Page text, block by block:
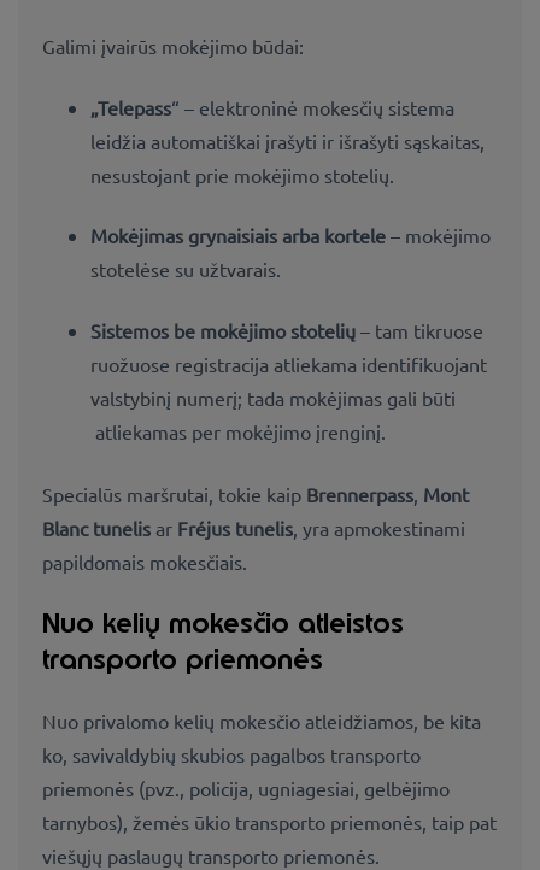
Galimi įvairūs mokėjimo būdai:
„Telepass“ – elektroninė mokesčių sistema
leidžia automatiškai įrašyti ir išrašyti sąskaitas,
nesustojant prie mokėjimo stotelių.
Mokėjimas grynaisiais arba kortele – mokėjimo
stotelėse su užtvarais.
Sistemos be mokėjimo stotelių – tam tikruose
ruožuose registracija atliekama identifikuojant
valstybinį numerį; tada mokėjimas gali būti
atliekamas per mokėjimo įrenginį.
Specialūs maršrutai, tokie kaip Brennerpass Mont
Blanc tunelis ar Fréjus tunelis , yra apmokestinami
papildomais mokesčiais.
Nuo kelių mokesčio atleistos
transporto priemonės
Nuo privalomo kelių mokesčio atleidžiamos, be kita
ko, savivaldybių skubios pagalbos transporto
priemonės (pvz., policija, ugniagesiai, gelbėjimo
tarnybos), žemės ūkio transporto priemonės, taip pat
viešųjų paslaugų transporto priemonės.